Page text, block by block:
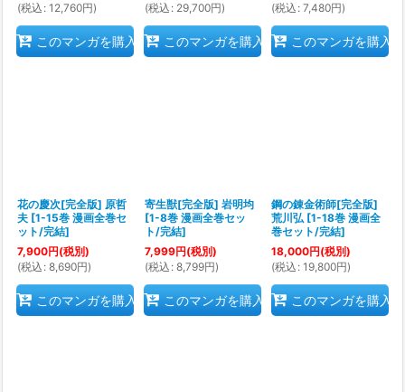
(税込 : 12,760円)
このマンガを購入
(税込 : 29,700円)
このマンガを購入
(税込 : 7,480円)
このマンガを購入
花の慶次[完全版] 原哲
夫 [1-15巻 漫画全巻セ
ット/完結]
7,900円(税別)
(税込 : 8,690円)
このマンガを購入
寄生獣[完全版] 岩明均
[1-8巻 漫画全巻セッ
ト/完結]
7,999円(税別)
(税込 : 8,799円)
このマンガを購入
鋼の錬金術師[完全版]
荒川弘 [1-18巻 漫画全
巻セット/完結]
18,000円(税別)
(税込 : 19,800円)
このマンガを購入